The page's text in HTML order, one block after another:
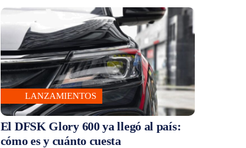
LANZAMIENTOS
El DFSK Glory 600 ya llegó al país:
cómo es y cuánto cuesta